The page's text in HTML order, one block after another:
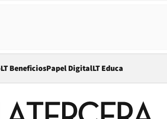
LT BeneficiosPapel DigitalOpens in new window
LT Educa